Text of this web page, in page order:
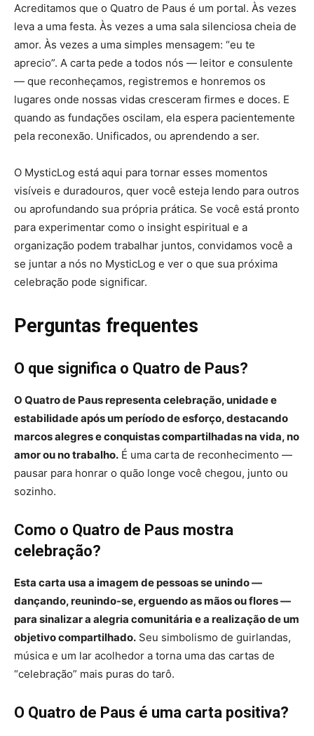
Acreditamos que o Quatro de Paus é um portal. Às vezes
leva a uma festa. Às vezes a uma sala silenciosa cheia de
amor. Às vezes a uma simples mensagem: “eu te
aprecio”. A carta pede a todos nós — leitor e consulente
— que reconheçamos, registremos e honremos os
lugares onde nossas vidas cresceram firmes e doces. E
quando as fundações oscilam, ela espera pacientemente
pela reconexão. Unificados, ou aprendendo a ser.
O MysticLog está aqui para tornar esses momentos
visíveis e duradouros, quer você esteja lendo para outros
ou aprofundando sua própria prática. Se você está pronto
para experimentar como o insight espiritual e a
organização podem trabalhar juntos, convidamos você a
se juntar a nós no MysticLog e ver o que sua próxima
celebração pode significar.
Perguntas frequentes
O que significa o Quatro de Paus?
O Quatro de Paus representa celebração, unidade e
estabilidade após um período de esforço, destacando
marcos alegres e conquistas compartilhadas na vida, no
amor ou no trabalho. É uma carta de reconhecimento —
pausar para honrar o quão longe você chegou, junto ou
sozinho.
Como o Quatro de Paus mostra
celebração?
Esta carta usa a imagem de pessoas se unindo —
dançando, reunindo-se, erguendo as mãos ou flores —
para sinalizar a alegria comunitária e a realização de um
objetivo compartilhado. Seu simbolismo de guirlandas,
música e um lar acolhedor a torna uma das cartas de
“celebração” mais puras do tarô.
O Quatro de Paus é uma carta positiva?